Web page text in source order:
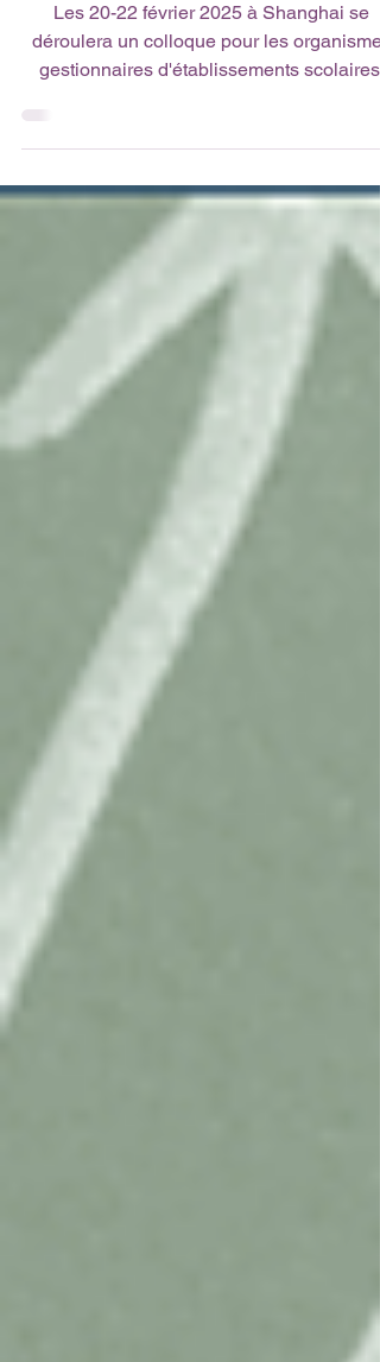
de Shanghai
gestionnaires d'établissements scolaires.
Venez partager...